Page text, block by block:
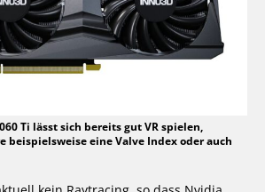
Ti lässt sich bereits gut VR spielen,
beispielsweise eine Valve Index oder auch